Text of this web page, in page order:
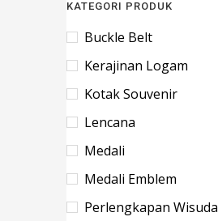
KATEGORI PRODUK
Buckle Belt
Kerajinan Logam
Kotak Souvenir
Lencana
Medali
Medali Emblem
Perlengkapan Wisuda